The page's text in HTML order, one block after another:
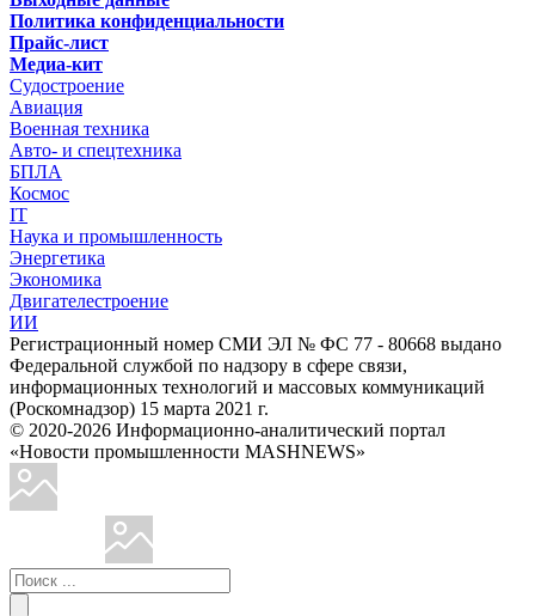
Политика конфиденциальности
Прайс-лист
Медиа-кит
Судостроение
Авиация
Военная техника
Авто- и спецтехника
БПЛА
Космос
IT
Наука и промышленность
Энергетика
Экономика
Двигателестроение
ИИ
Регистрационный номер СМИ ЭЛ № ФС 77 - 80668 выдано
Федеральной службой по надзору в сфере связи,
информационных технологий и массовых коммуникаций
(Роскомнадзор) 15 марта 2021 г.
© 2020-2026 Информационно-аналитический портал
«Новости промышленности MASHNEWS»